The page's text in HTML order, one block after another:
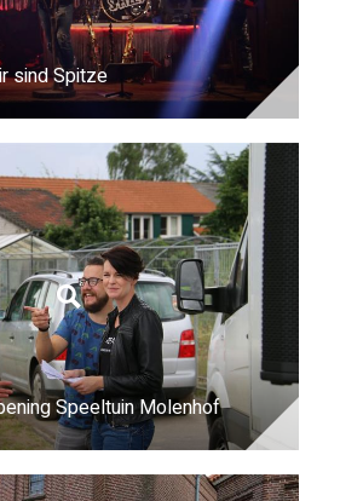
sind Spitze
Speeltuin Molenhof